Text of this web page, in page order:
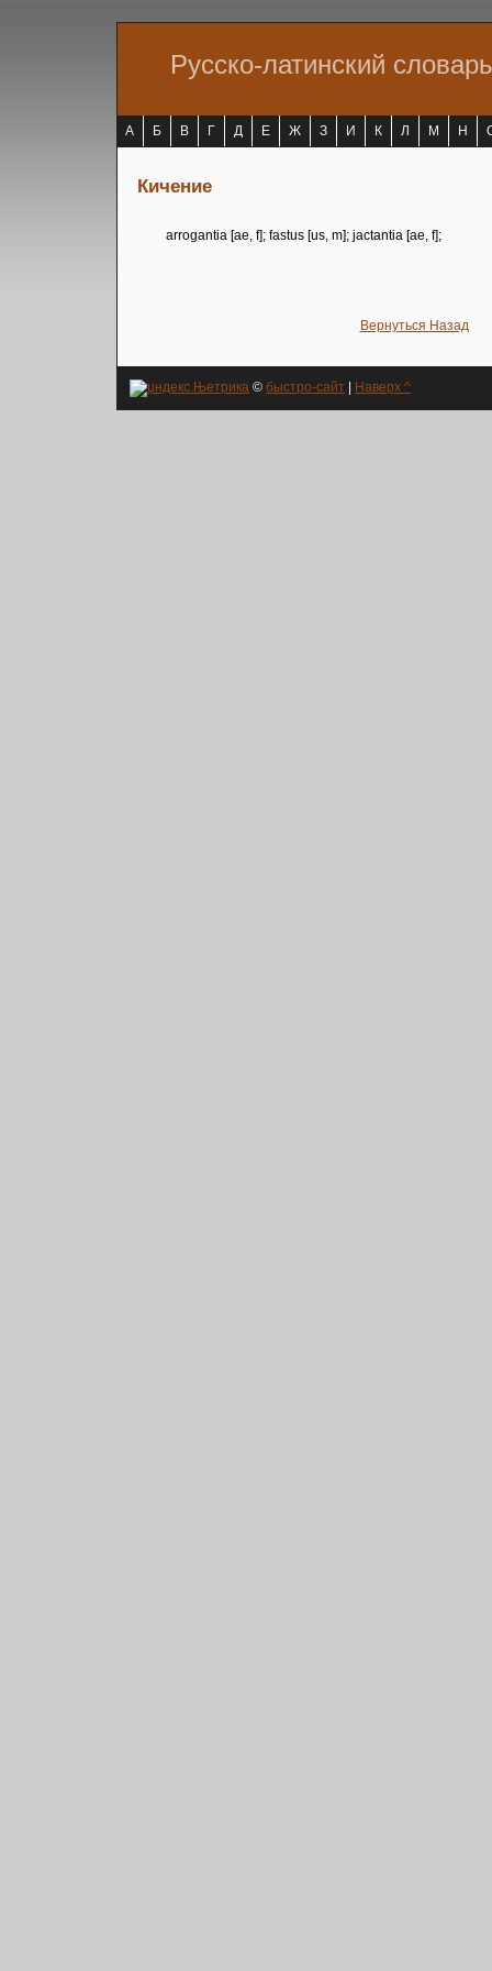
Русско-латинский словарь
А Б В Г Д Е Ж З И К Л М Н
Кичение
arrogantia [ae, f]; fastus [us, m]; jactantia [ae, f];
Вернуться Назад
© быстро-сайт | Наверх ^